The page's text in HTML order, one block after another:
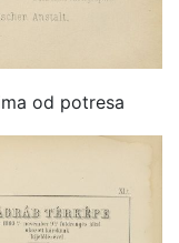
od potresa